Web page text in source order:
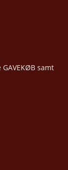
samt